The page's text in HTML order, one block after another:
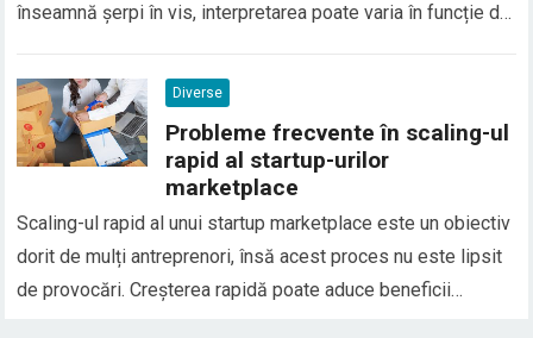
înseamnă șerpi în vis, interpretarea poate varia în funcție de
șerpii în vis sunt asociați cu transformarea, frica, trădarea
sau conflictele interioare, dar…
Diverse
Probleme frecvente în scaling-ul
rapid al startup-urilor
marketplace
Scaling-ul rapid al unui startup marketplace este un obiectiv
dorit de mulți antreprenori, însă acest proces nu este lipsit
de provocări. Creșterea rapidă poate aduce beneficii